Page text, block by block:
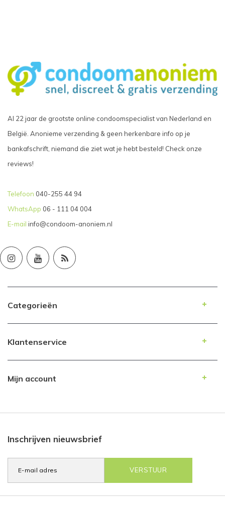
Al 22 jaar de grootste online condoomspecialist van Nederland en
België. Anonieme verzending & geen herkenbare info op je
bankafschrift, niemand die ziet wat je hebt besteld! Check onze
reviews!
Telefoon 040-255 44 94
WhatsApp 06 - 111 04 004
E-mail info@condoom-anoniem.nl
Categorieën
Klantenservice
Mijn account
Inschrijven nieuwsbrief
VERSTUUR